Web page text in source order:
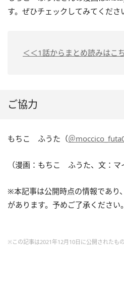
す。ぜひチェックしてみてくださ
＜＜1話からまとめ読みはこ
ご協力
もちこ ふうた（＠
（漫画：もちこ ふうた、文：マ
※本記事は公開時点の情報であり
があります。予めご了承ください。
※この記事は2021年12月10日に公開されたも